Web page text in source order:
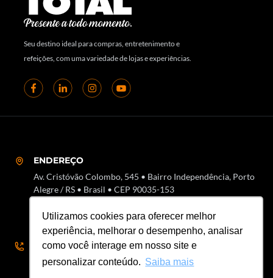
Utilizamos cookies para oferecer melhor
experiência, melhorar o desempenho, analisar
como você interage em nosso site e
personalizar conteúdo. Saiba mais
Seu destino ideal para compras, entretenimento e
refeições, com uma variedade de lojas e experiências.
ENDEREÇO
Av. Cristóvão Colombo, 545 • Bairro Independência, Porto
Alegre / RS • Brasil • CEP 90035-153
SAC
51 3018-7000 • SAC 51 3018-8000